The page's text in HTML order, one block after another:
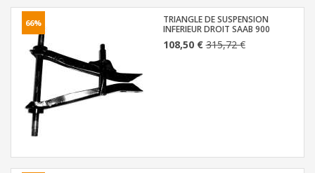
66%
TRIANGLE DE SUSPENSION
INFERIEUR DROIT SAAB 900
108,50 €315,72 €